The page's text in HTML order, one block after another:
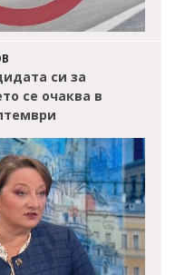
си за
се очаква в